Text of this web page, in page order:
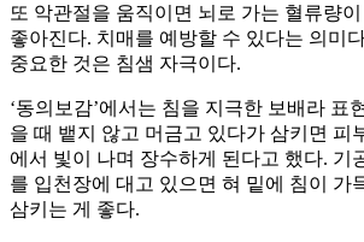
또 악관절을 움직이면 뇌로 가는 혈류량이
좋아진다. 치매를 예방할 수 있다는 의미
중요한 것은 침샘 자극이다.
‘동의보감’에서는 침을 지극한 보배라 표
을 때 뱉지 않고 머금고 있다가 삼키면 피
에서 빛이 나며 장수하게 된다고 했다. 기
를 입천장에 대고 있으면 혀 밑에 침이 가
삼키는 게 좋다.